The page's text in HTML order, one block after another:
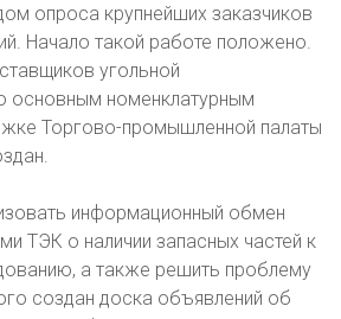
опроса крупнейших заказчиков
Начало такой работе положено.
угольной
основным номенклатурным
Торгово-промышленной палаты
информационный обмен
ТЭК о наличии запасных частей к
а также решить проблему
создан доска объявлений об